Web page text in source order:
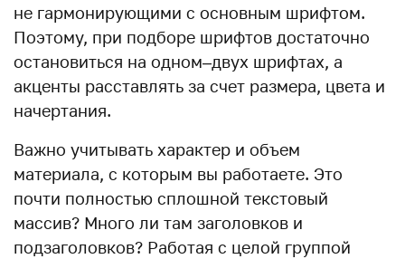
не гармонирующими с основным шрифтом.
Поэтому, при подборе шрифтов достаточно
остановиться на одном–двух шрифтах, а
акценты расставлять за счет размера, цвета и
начертания.
Важно учитывать характер и объем
материала, с которым вы работаете. Это
почти полностью сплошной текстовый
массив? Много ли там заголовков и
подзаголовков? Работая с целой группой